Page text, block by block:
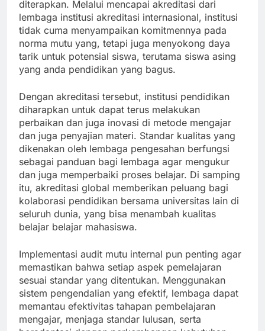
diterapkan. Melalui mencapai akreditasi dari
lembaga institusi akreditasi internasional, institusi
tidak cuma menyampaikan komitmennya pada
norma mutu yang, tetapi juga menyokong daya
tarik untuk potensial siswa, terutama siswa asing
yang anda pendidikan yang bagus.
Dengan akreditasi tersebut, institusi pendidikan
diharapkan untuk dapat terus melakukan
perbaikan dan juga inovasi di metode mengajar
dan juga penyajian materi. Standar kualitas yang
dikenakan oleh lembaga pengesahan berfungsi
sebagai panduan bagi lembaga agar mengukur
dan juga memperbaiki proses belajar. Di samping
itu, akreditasi global memberikan peluang bagi
kolaborasi pendidikan bersama universitas lain di
seluruh dunia, yang bisa menambah kualitas
belajar belajar mahasiswa.
Implementasi audit mutu internal pun penting agar
memastikan bahwa setiap aspek pemelajaran
sesuai standar yang ditentukan. Menggunakan
sistem pengendalian yang efektif, lembaga dapat
memantau efektivitas tahapan pembelajaran
mengajar, menjaga standar lulusan, serta